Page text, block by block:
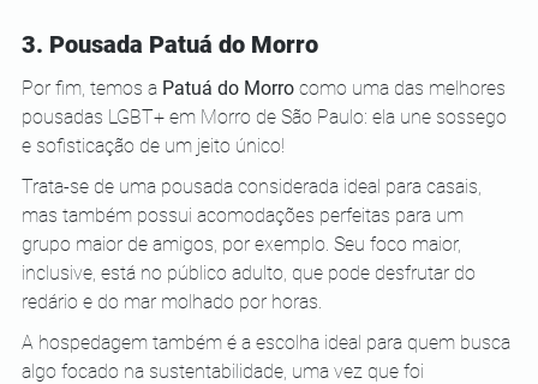
3. Pousada Patuá do Morro
Por fim, temos a Patuá do Morro como uma das melhores
pousadas LGBT+ em Morro de São Paulo: ela une sossego
e sofisticação de um jeito único!
Trata-se de uma pousada considerada ideal para casais,
mas também possui acomodações perfeitas para um
grupo maior de amigos, por exemplo. Seu foco maior,
inclusive, está no público adulto, que pode desfrutar do
redário e do mar molhado por horas.
A hospedagem também é a escolha ideal para quem busca
algo focado na sustentabilidade, uma vez que foi